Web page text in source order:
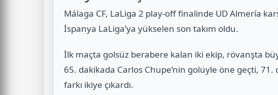
Málaga CF, LaLiga 2 play-off finalinde UD Almería
İspanya LaLiga’ya yükselen son takım oldu.
İlk maçta golsüz berabere kalan iki ekip, rövanşta
65. dakikada Carlos Chupe’nin golüyle öne geçti, 71.
farkı ikiye çıkardı.